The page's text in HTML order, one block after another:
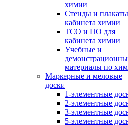
химии
Стенды и
кабинета химии
ТСО и ПО для
кабинета химии
Учебные и
материалы по
Маркерные и меловые
доски
1-элементные
2-элементные
3-элементные
5-элементные